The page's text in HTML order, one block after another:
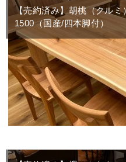
【売約済み】胡桃（クル
1500（国産/四本脚付）